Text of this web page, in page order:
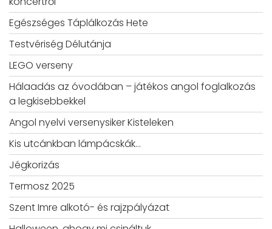
Egészséges Táplálkozás Hete
Testvériség Délutánja
LEGO verseny
Hálaadás az óvodában – játékos angol foglalkozás
a legkisebbekkel
Angol nyelvi versenysiker Kisteleken
Kis utcánkban lámpácskák…
Jégkorizás
Termosz 2025
Szent Imre alkotó- és rajzpályázat